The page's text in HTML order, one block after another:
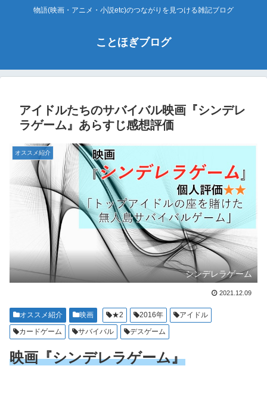
物語(映画・アニメ・小説etc)のつながりを見つける雑記ブログ
ことほぎブログ
アイドルたちのサバイバル映画『シンデレ
ラゲーム』あらすじ感想評価
オススメ紹介
シンデレラゲーム
2021.12.09
オススメ紹介 映画 ★2 2016年
アイドル
カードゲーム
サバイバル デスゲーム
映画『シンデレラゲーム』